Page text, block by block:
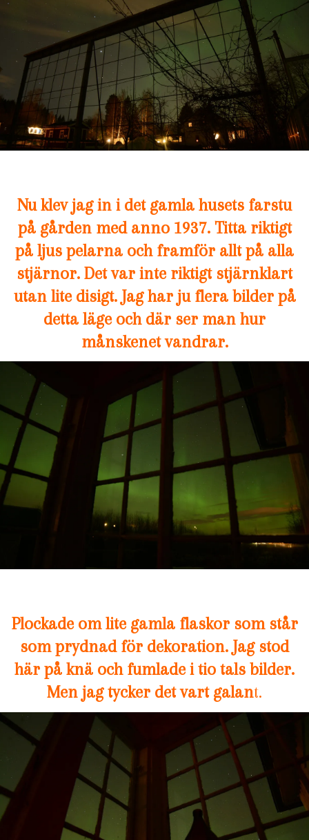
Nu klev jag in i det gamla husets farstu
på gården med anno 1937. Titta riktigt
på ljus pelarna och framför allt på alla
stjärnor. Det var inte riktigt stjärnklart
utan lite disigt. Jag har ju flera bilder på
detta läge och där ser man hur
månskenet vandrar.
Plockade om lite gamla flaskor som står
som prydnad för dekoration. Jag stod
här på knä och fumlade i tio tals bilder.
Men jag tycker detvart galant.